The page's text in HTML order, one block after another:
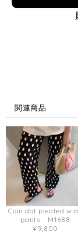
関連商品
Coin dot pleated
pants M1688
¥9,800